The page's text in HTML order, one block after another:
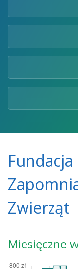
Zwierząt
Miesięczne